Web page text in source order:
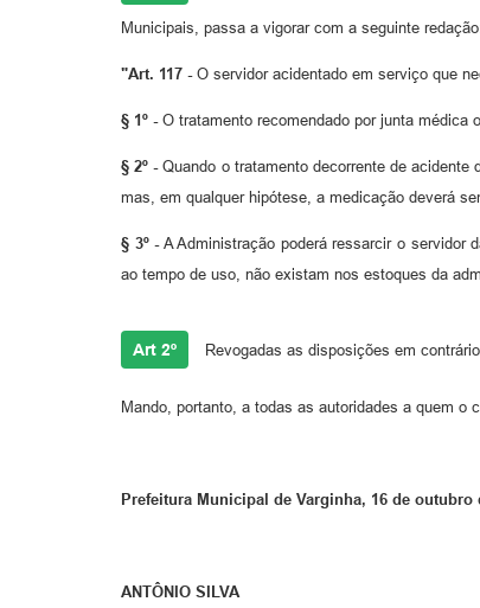
Municipais, passa a vigorar com a seguinte
"Art. 117 -O servidor acidentado em serviço que
§ 1º -O tratamento recomendado por junta médica
§ 2º -Quando o tratamento decorrente de acidente
mas, em qualquer hipótese, a medicação deverá
§ 3º -A Administração poderá ressarcir o servidor
ao tempo de uso, não existam nos estoques da
Art 2º Revogadas as disposições em
Mando, portanto, a todas as autoridades a quem o
Prefeitura Municipal de Varginha, 16 de outubro
ANTÔNIO SILVA